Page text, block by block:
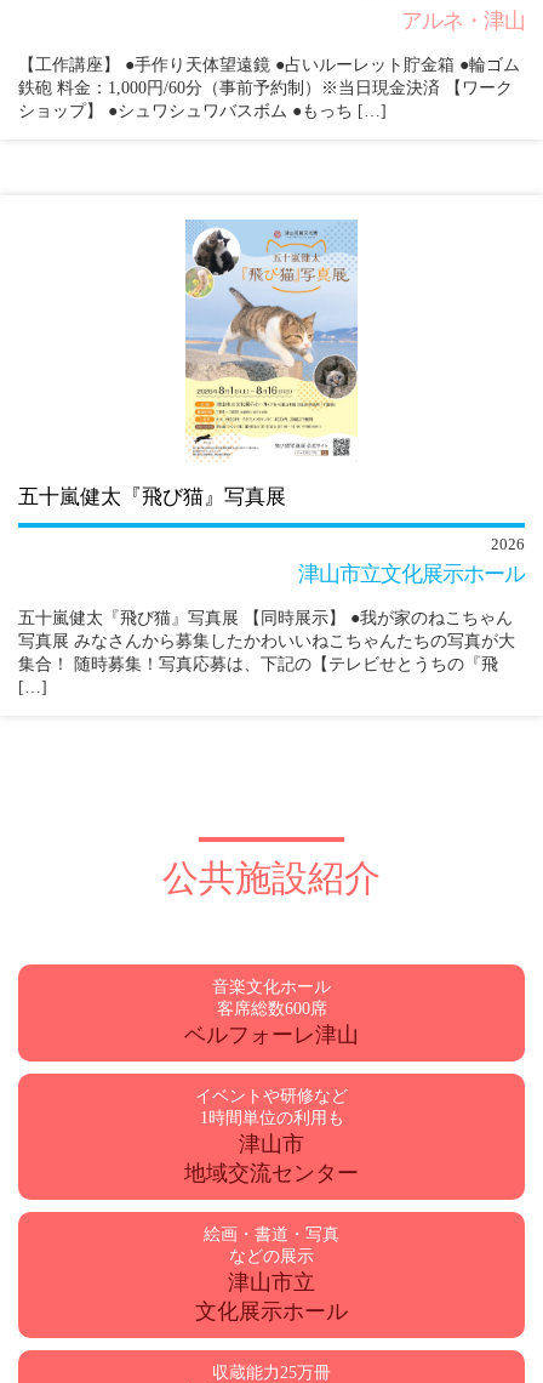
アルネ・津山
【工作講座】 ●手作り天体望遠鏡 ●占いルーレット貯金箱 ●輪ゴム
鉄砲 料金：1,000円/60分（事前予約制）※当日現金決済 【ワーク
ショップ】 ●シュワシュワバスボム ●もっち […]
五十嵐健太『飛び猫』写真展
2026
津山市立文化展示ホール
五十嵐健太『飛び猫』写真展 【同時展示】 ●我が家のねこちゃん
写真展 みなさんから募集したかわいいねこちゃんたちの写真が大
集合！ 随時募集！写真応募は、下記の【テレビせとうちの『飛
[…]
公共施設紹介
音楽文化ホール
客席総数600席
ベルフォーレ津山
イベントや研修など
1時間単位の利用も
津山市
地域交流センター
絵画・書道・写真
などの展示
津山市立
文化展示ホール
収蔵能力25万冊